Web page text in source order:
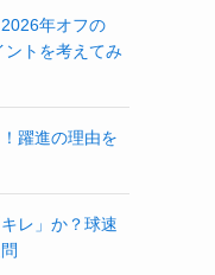
年オフの
ントを考えてみ
躍進の理由を
レ」か？球速